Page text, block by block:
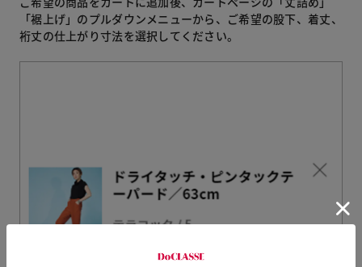
「裾上げ」のプルダウンメニューから、ご希望の股下、着丈、
裄丈の仕上がり寸法を選択してください。